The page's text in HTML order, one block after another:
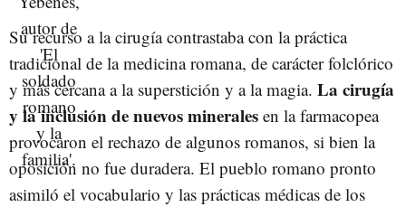
Su recurso a la cirugía contrastaba con la práctica
tradicional de la medicina romana, de carácter folclórico
y más cercana a la superstición y a la magia. La cirugía
y la inclusión de nuevos minerales en la farmacopea
provocaron el rechazo de algunos romanos, si bien la
oposición no fue duradera. El pueblo romano pronto
asimiló el vocabulario y las prácticas médicas de los